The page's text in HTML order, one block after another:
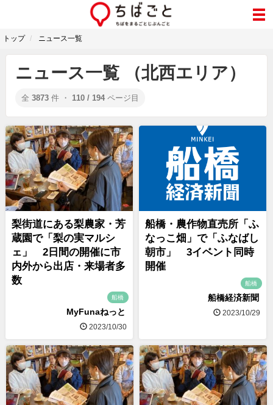
トップ ニュース一覧
ニュース一覧 （北西エリア）
全 3873 件 ・ 110 / 194 ページ目
梨街道にある梨農家・芳
蔵園で「梨の実マルシ
ェ」 2日間の開催に市
内外から出店・来場者多
数
船橋
MyFunaねっと
2023/10/30
船橋・農作物直売所「ふ
なっこ畑」で「ふなばし
朝市」 3イベント同時
開催
船橋
船橋経済新聞
2023/10/29